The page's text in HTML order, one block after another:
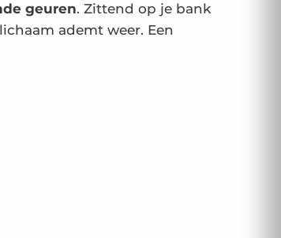
geuren. Zittend op je bank
ademt weer. Een